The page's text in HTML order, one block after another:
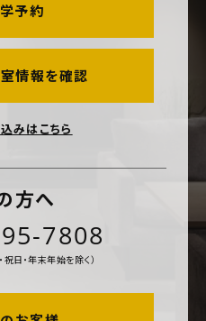
予約
情報を確認
みはこちら
方へ
7808
日・年末年始を除く）